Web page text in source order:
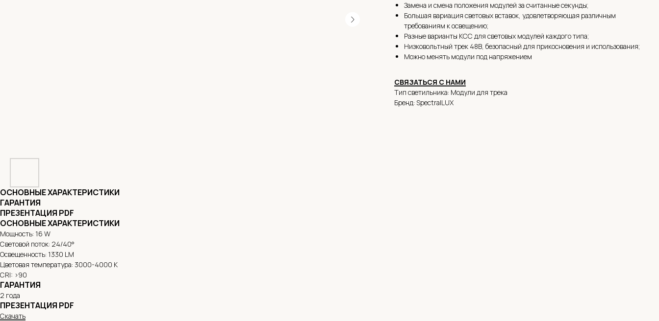
Замена и смена положения модулей за считанные секунды;
Большая вариация световых вставок, удовлетворяющая различным
требованиям к освещению;
Разные варианты КСС для световых модулей каждого типа;
Низковольтный трек 48В, безопасный для прикосновения и использования;
Можно менять модули под напряжением
СВЯЗАТЬСЯ С НАМИ
Тип светильника: Модули для трека
Бренд: SpectralLUX
ОСНОВНЫЕ ХАРАКТЕРИСТИКИ
ГАРАНТИЯ
ПРЕЗЕНТАЦИЯ PDF
ОСНОВНЫЕ ХАРАКТЕРИСТИКИ
Мощность: 16 W
Световой поток: 24/40°
Освещенность: 1330 LM
Цветовая температура: 3000-4000 К
CRI: >90
ГАРАНТИЯ
2 года
ПРЕЗЕНТАЦИЯ PDF
Скачать